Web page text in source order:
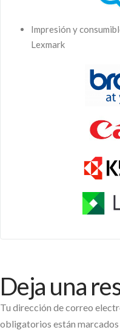
Impresión y
Lexmark
Deja una
Tu dirección de correo
obligatorios están marcados